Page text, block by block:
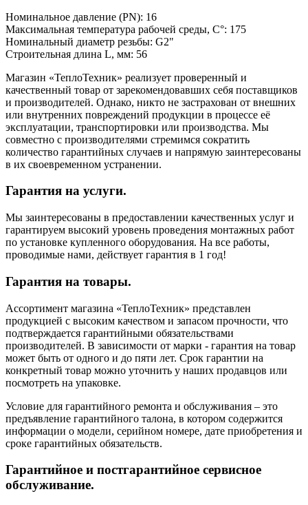
Номинальное давление (PN): 16
Максимальная температура рабочей среды, С°: 175
Номинальный диаметр резьбы: G2"
Строительная длина L, мм: 56
Магазин «ТеплоТехник» реализует проверенный и
качественный товар от зарекомендовавших себя поставщиков
и производителей. Однако, никто не застрахован от внешних
или внутренних повреждений продукции в процессе её
эксплуатации, транспортировки или производства. Мы
совместно с производителями стремимся сократить
количество гарантийных случаев и напрямую заинтересованы
в их своевременном устранении.
Гарантия на услуги.
Мы заинтересованы в предоставлении качественных услуг и
гарантируем высокий уровень проведения монтажных работ
по установке купленного оборудования. На все работы,
проводимые нами, действует гарантия в 1 год!
Гарантия на товары.
Ассортимент магазина «ТеплоТехник» представлен
продукцией с высоким качеством и запасом прочности, что
подтверждается гарантийными обязательствами
производителей. В зависимости от марки - гарантия на товар
может быть от одного и до пяти лет. Срок гарантии на
конкретный товар можно уточнить у наших продавцов или
посмотреть на упаковке.
Условие для гарантийного ремонта и обслуживания – это
предъявление гарантийного талона, в котором содержится
информации о модели, серийном номере, дате приобретения и
сроке гарантийных обязательств.
Гарантийное и постгарантийное сервисное
обслуживание.